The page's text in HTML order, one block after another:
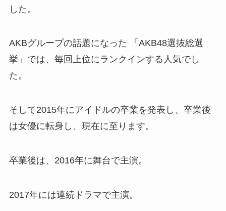
した。
AKBグループの話題になった 「AKB48選抜総選
挙」では、毎回上位にランクインする人気でし
た。
そして2015年にアイドルの卒業を発表し、卒業後
は女優に転身し、現在に至ります。
卒業後は、2016年に舞台で主演。
2017年には連続ドラマで主演。